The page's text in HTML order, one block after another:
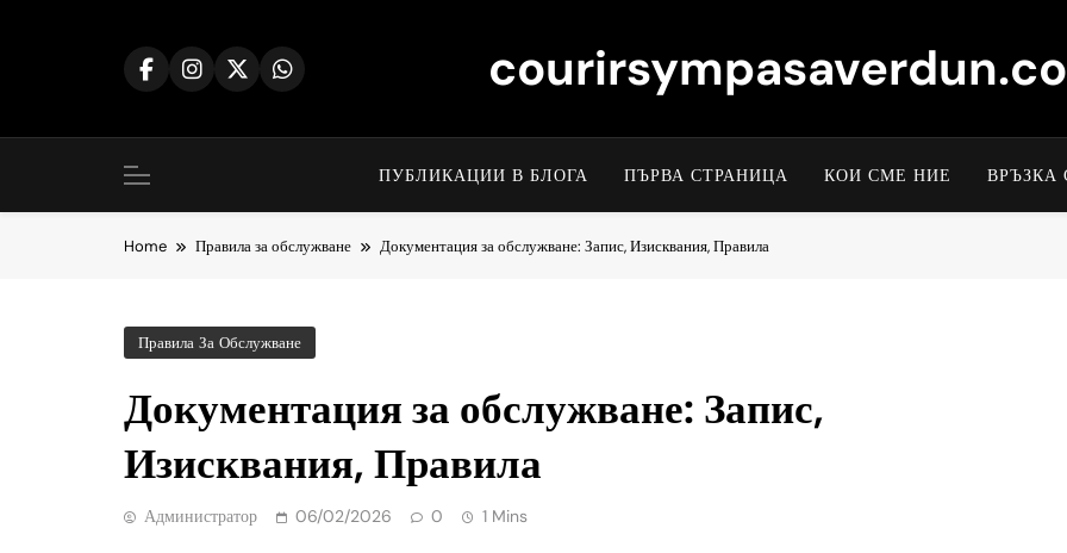
ПУБЛИКАЦИИ В БЛОГА ПЪРВА СТРАНИЦА КОИ СМЕ НИЕ ВРЪЗКА
Home Правила за обслужване Документация за обслужване: Запис, Изисквания, Правила
Правила За Обслужване
Документация за обслужване: Запис,
Изисквания, Правила
Администратор 06/02/2026 0 1 Mins